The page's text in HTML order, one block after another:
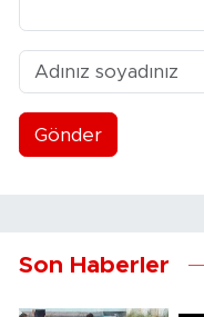
Gönder
Son Haberler